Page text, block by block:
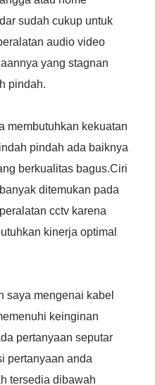
sudah cukup untuk
audio video
yang stagnan
pindah.
membutuhkan kekuatan
pindah ada baiknya
berkualitas bagus.Ciri
ditemukan pada
cctv karena
kinerja optimal
saya mengenai kabel
keinginan
pertanyaan seputar
pertanyaan anda
tersedia dibawah